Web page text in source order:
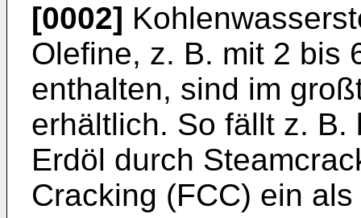
[0002]
Olefine, z. B. mit 2 bis
enthalten, sind im
erhältlich. So fällt z. B.
Erdöl durch
Cracking (FCC) ein als